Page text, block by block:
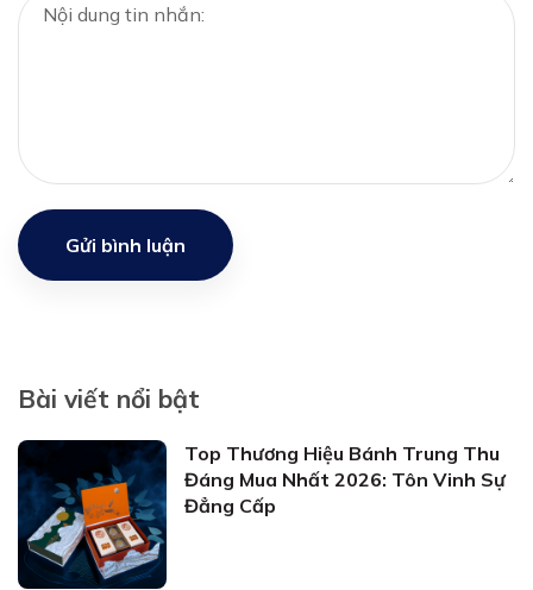
Gửi bình luận
Bài viết nổi bật
Top Thương Hiệu Bánh Trung Thu
Đáng Mua Nhất 2026: Tôn Vinh Sự
Đẳng Cấp